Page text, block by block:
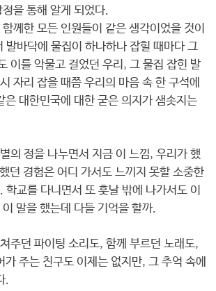
을 통해 알게 되었다.
께한 모든 인원들이 같은 생각이었을 것이
발바닥에 물집이 하나하나 잡힐 때마다 그
이를 악물고 걸었던 우리, 그 물집 잡힌 발
자리 잡을 때쯤 우리의 마음 속 한 구석에
은 대한민국에 대한 굳은 의지가 샘솟지는
의 정을 나누면서 지금 이 느낌, 우리가 했
던 경험은 어디 가서도 느끼지 못할 소중한
학교를 다니면서 또 훗날 밖에 나가서도 이
말을 했는데 다들 기억을 할까.
주던 파이팅 소리도, 함께 부르던 노래도,
가 주는 친구도 이제는 없지만, 그 추억 속에
.